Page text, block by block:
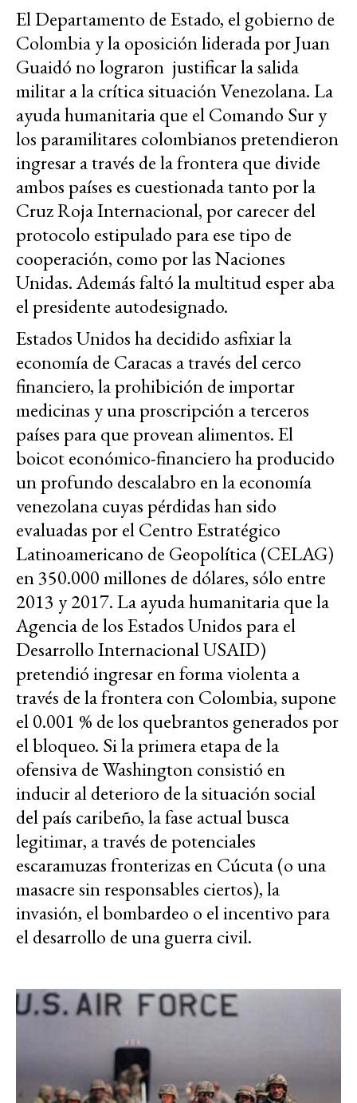
El Departamento de Estado, el gobierno de
Colombia y la oposición liderada por Juan
Guaidó no lograron justificar la salida
militar a la crítica situación Venezolana. La
ayuda humanitaria que el Comando Sur y
los paramilitares colombianos pretendieron
ingresar a través de la frontera que divide
ambos países es cuestionada tanto por la
Cruz Roja Internacional, por carecer del
protocolo estipulado para ese tipo de
cooperación, como por las Naciones
Unidas. Además faltó la multitud esper aba
el presidente autodesignado.
Estados Unidos ha decidido asfixiar la
economía de Caracas a través del cerco
financiero, la prohibición de importar
medicinas y una proscripción a terceros
países para que provean alimentos. El
boicot económico-financiero ha producido
un profundo descalabro en la economía
venezolana cuyas pérdidas han sido
evaluadas por el Centro Estratégico
Latinoamericano de Geopolítica (CELAG)
en 350.000 millones de dólares, sólo entre
2013 y 2017. La ayuda humanitaria que la
Agencia de los Estados Unidos para el
Desarrollo Internacional USAID)
pretendió ingresar en forma violenta a
través de la frontera con Colombia, supone
el 0.001 % de los quebrantos generados por
el bloqueo. Si la primera etapa de la
ofensiva de Washington consistió en
inducir al deterioro de la situación social
del país caribeño, la fase actual busca
legitimar, a través de potenciales
escaramuzas fronterizas en Cúcuta (o una
masacre sin responsables ciertos), la
invasión, el bombardeo o el incentivo para
el desarrollo de una guerra civil.